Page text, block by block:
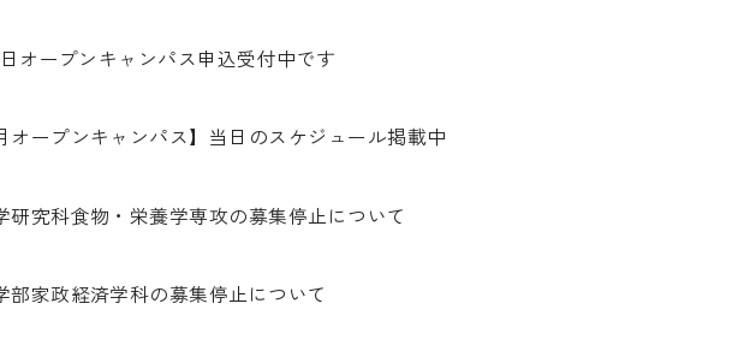
オープンキャンパス申込受付中です
オープンキャンパス】当日のスケジュール掲載中
研究科食物・栄養学専攻の募集停止について
部家政経済学科の募集停止について